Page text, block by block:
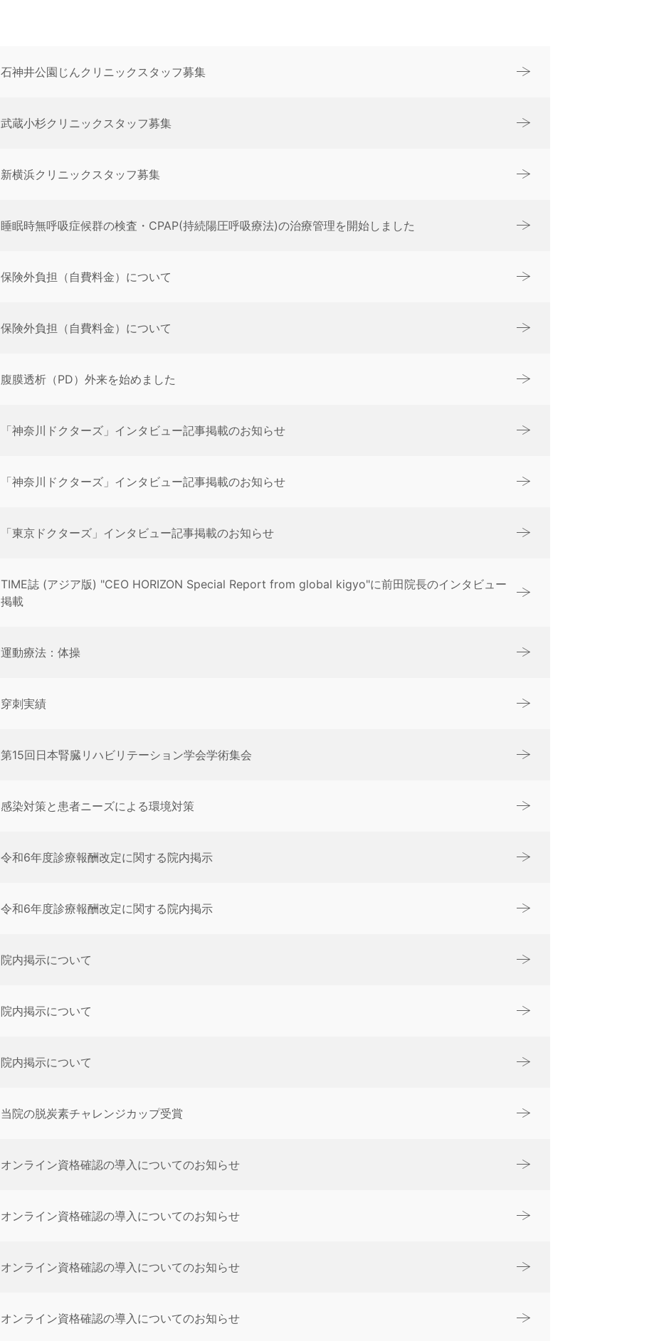
石神井公園じんクリニックスタッフ募集
武蔵小杉クリニックスタッフ募集
新横浜クリニックスタッフ募集
睡眠時無呼吸症候群の検査・CPAP(持続陽圧呼吸療法)の治療管理を開始しました
保険外負担（自費料金）について
保険外負担（自費料金）について
腹膜透析（PD）外来を始めました
「神奈川ドクターズ」インタビュー記事掲載のお知らせ
「神奈川ドクターズ」インタビュー記事掲載のお知らせ
「東京ドクターズ」インタビュー記事掲載のお知らせ
TIME誌 (アジア版) "CEO HORIZON Special Report from global kigyo"に前田院長のインタビュー
掲載
運動療法：体操
穿刺実績
第15回日本腎臓リハビリテーション学会学術集会
感染対策と患者ニーズによる環境対策
令和6年度診療報酬改定に関する院内掲示
令和6年度診療報酬改定に関する院内掲示
院内掲示について
院内掲示について
院内掲示について
当院の脱炭素チャレンジカップ受賞
オンライン資格確認の導入についてのお知らせ
オンライン資格確認の導入についてのお知らせ
オンライン資格確認の導入についてのお知らせ
オンライン資格確認の導入についてのお知らせ